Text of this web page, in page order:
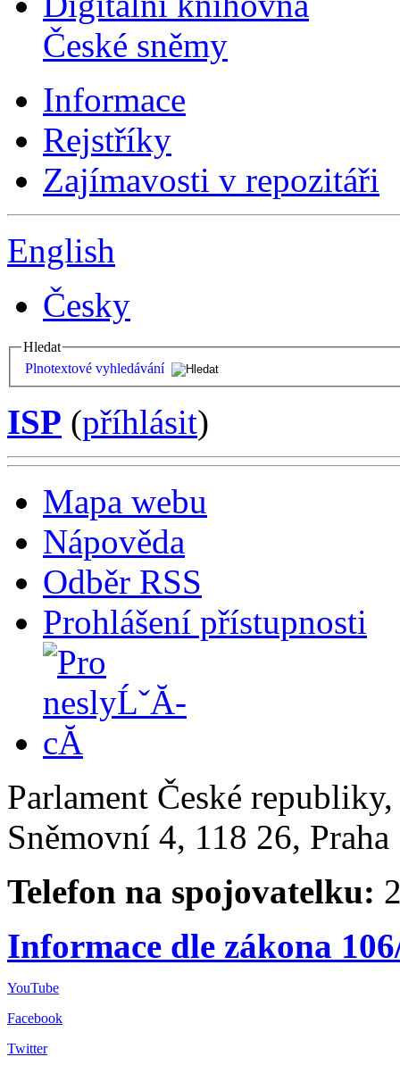
České sněmy
Informace
Rejstříky
Zajímavosti v repozitáři
English
Česky
Hledat
Plnotextové vyhledávání
ISP (příhlásit)
Mapa webu
Nápověda
Odběr RSS
Prohlášení přístupnosti
Parlament České
Sněmovní 4, 118 26,
Telefon na spojovatelku:
Informace dle zákona
YouTube
Facebook
Twitter